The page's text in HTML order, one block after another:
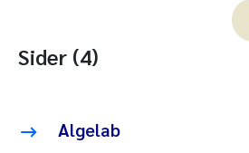
Sider (4)
Algelab